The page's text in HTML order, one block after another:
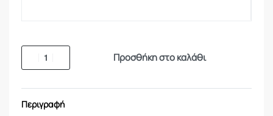
Προσθήκη στο καλάθι
Περιγραφή